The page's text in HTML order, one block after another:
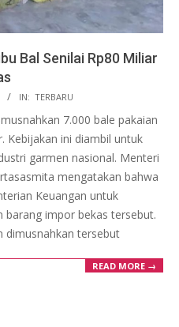
Bal Senilai Rp80 Miliar
IN: TERBARU
7.000 bale pakaian
Kebijakan ini diambil untuk
garmen nasional. Menteri
mengatakan bahwa
Keuangan untuk
barang impor bekas tersebut.
dimusnahkan tersebut
READ MORE →